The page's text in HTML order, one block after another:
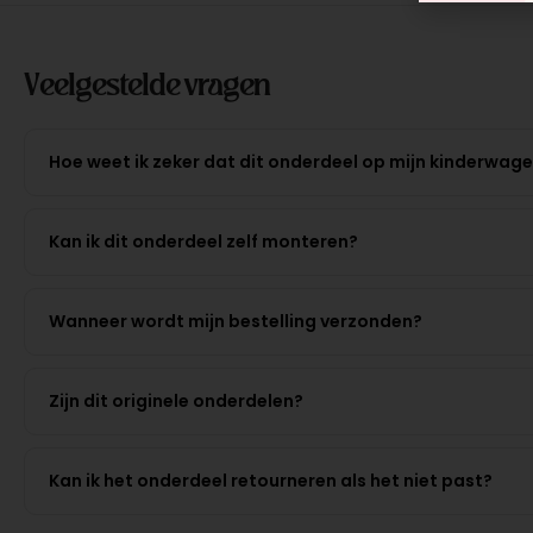
Veelgestelde vragen
Hoe weet ik zeker dat dit onderdeel op mijn
Kan ik dit onderdeel zelf monteren?
Wanneer wordt mijn bestelling verzonden?
Zijn dit originele onderdelen?
Kan ik het onderdeel retourneren als het niet past?